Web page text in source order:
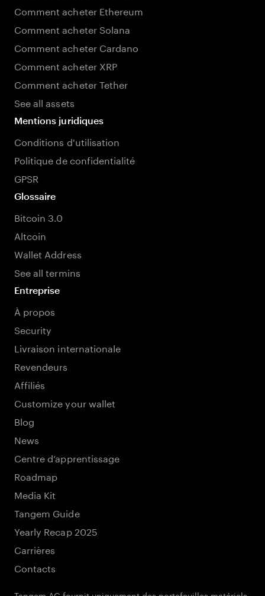
Comment acheter Ethereum
Comment acheter Solana
Comment acheter Cardano
Comment acheter XRP
Comment acheter Tether
See all assets
Mentions juridiques
Conditions d'utilisation
Politique de confidentialité
GPSR
Glossaire
Bitcoin 3.0
Altcoin
Wallet Address
See all termins
Entreprise
À propos
Security
Livraison internationale
Revendeurs
Affiliés
Customize your wallet
Blog
News
Centre d’apprentissage
Roadmap
Media Kit
Tangem Guide
Yearly Recap 2025
Carrières
Contacts